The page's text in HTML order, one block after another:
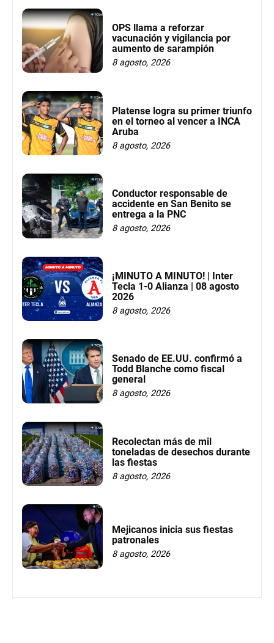
OPS llama a reforzar
vacunación y vigilancia por
aumento de sarampión
8 agosto, 2026
Platense logra su primer triunfo
en el torneo al vencer a INCA
Aruba
8 agosto, 2026
Conductor responsable de
accidente en San Benito se
entrega a la PNC
8 agosto, 2026
¡MINUTO A MINUTO! | Inter
Tecla 1-0 Alianza | 08 agosto
2026
8 agosto, 2026
Senado de EE.UU. confirmó a
Todd Blanche como fiscal
general
8 agosto, 2026
Recolectan más de mil
toneladas de desechos durante
las fiestas
8 agosto, 2026
Mejicanos inicia sus fiestas
patronales
8 agosto, 2026